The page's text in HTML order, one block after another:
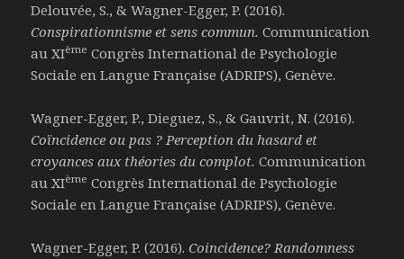
Delouvée, S., & Wagner-Egger, P. (2016).
Conspirationnisme et sens commun. Communication
au XIème Congrès International de Psychologie
Sociale en Langue Française (ADRIPS), Genève.
Wagner-Egger, P., Dieguez, S., & Gauvrit, N. (2016).
Coïncidence ou pas ? Perception du hasard et
croyances aux théories du complot. Communication
au XIème Congrès International de Psychologie
Sociale en Langue Française (ADRIPS), Genève.
Wagner-Egger, P. (2016).Coincidence? Randomness